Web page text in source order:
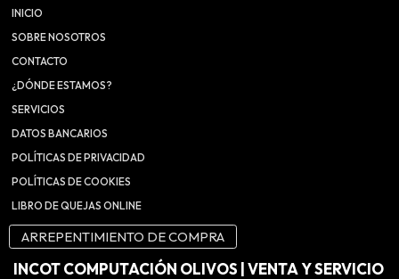
INICIO
SOBRE NOSOTROS
CONTACTO
¿DÓNDE ESTAMOS?
SERVICIOS
DATOS BANCARIOS
POLÍTICAS DE PRIVACIDAD
POLÍTICAS DE COOKIES
LIBRO DE QUEJAS ONLINE
ARREPENTIMIENTO DE COMPRA
INCOT COMPUTACIÓN OLIVOS | VENTA Y SERVICIO